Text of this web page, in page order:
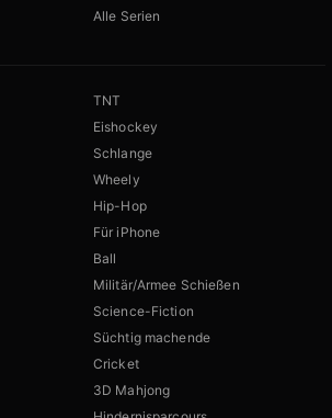
Alle Serien
TNT
Eishockey
Schlange
Wheely
Hip-Hop
Für iPhone
Ball
Militär/Armee Schießen
Science-Fiction
Süchtig machende
Cricket
3D Mahjong